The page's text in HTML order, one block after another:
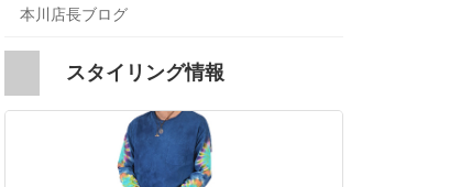
本川店長ブログ
スタイリング情報